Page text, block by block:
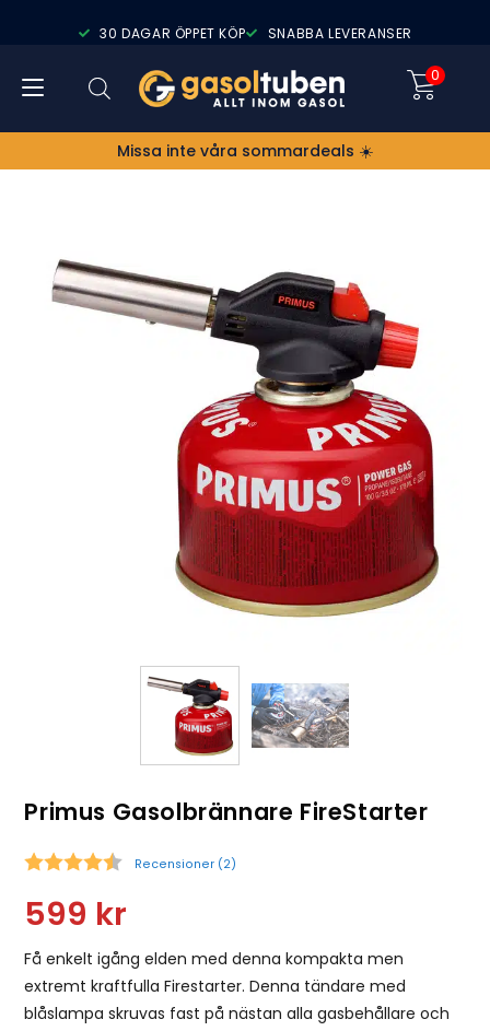
30 DAGAR ÖPPET KÖP SNABBA LEVERANSER
0
Missa inte våra sommardeals ☀️
Primus Gasolbrännare FireStarter
Recensioner (2)
599 kr
Få enkelt igång elden med denna kompakta men
extremt kraftfulla Firestarter. Denna tändare med
blåslampa skruvas fast på nästan alla gasbehållare och